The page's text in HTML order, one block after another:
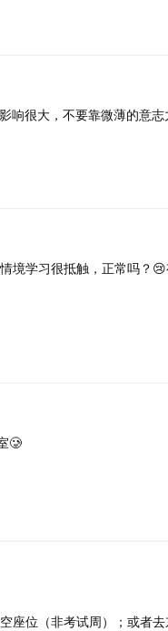
响很大，不要靠微薄的意志
境学习很抵触，正常吗？
🥲
座位（非考试周）；或者